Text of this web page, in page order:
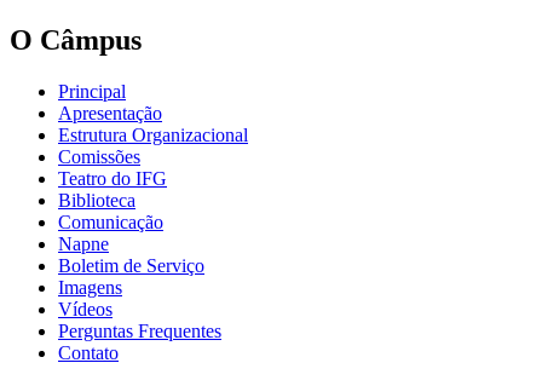
O Câmpus
Principal
Apresentação
Estrutura Organizacional
Comissões
Teatro do IFG
Biblioteca
Comunicação
Napne
Boletim de Serviço
Imagens
Vídeos
Perguntas Frequentes
Contato